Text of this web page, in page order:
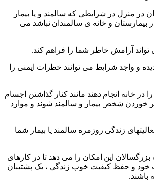
در منزل در شرایطی که سالمند و یا بیمار
بیمارستان و خانه ی سالمندان نباشد می
آرامش خاطر شما را فراهم کند.
و واجد شرایط می توانند خطرات ایمنی را
در خانه انجام دهند مانند کنار گذاشتن اجسام
خوردن شخص بیمار و سالمند شوند و موارد
زندگی روزمره سالمند یا بیمار شما
این امکان را می دهد تا در کارهای
و حفظ کیفیت خوب زندگی ، یک پشتیبان
باشند.